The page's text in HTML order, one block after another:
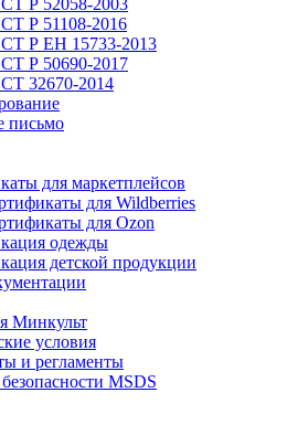
Р 52058-2003
Р 51108-2016
Р ЕН 15733-2013
Р 50690-2017
32670-2014
письмо
для маркетплейсов
для Wildberries
для Ozon
одежды
детской продукции
Минкульт
условия
и регламенты
MSDS